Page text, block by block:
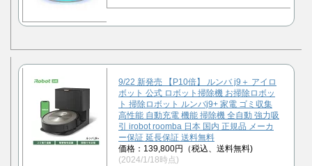
9/22 新発売 【P10倍】 ルンバ j9＋ アイロ
ボット 公式 ロボット掃除機 お掃除ロボッ
ト 掃除ロボット ルンバj9+ 家電 ゴミ収集
高性能 自動充電 機能 掃除機 全自動 強力吸
引 irobot roomba 日本 国内 正規品 メーカ
ー保証 延長保証 送料無料
価格：139,800円（税込、送料無料)
(2024/1/18時点)